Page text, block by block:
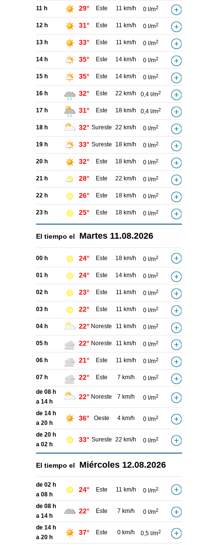
11 h 29° Este 11 km/h 0 l/m2
12 h 31° Este 11 km/h 0 l/m2
13 h 33° Este 11 km/h 0 l/m2
14 h 35° Este 14 km/h 0 l/m2
15 h 35° Este 14 km/h 0 l/m2
16 h 32° Este 22 km/h 0,4 l/m2
17 h 31° Este 18 km/h 0,4 l/m2
18 h 32° Sureste 22 km/h 0 l/m2
19 h 33° Sureste 18 km/h 0 l/m2
20 h 32° Este 18 km/h 0 l/m2
21 h 28° Este 22 km/h 0 l/m2
22 h 26° Este 18 km/h 0 l/m2
23 h 25° Este 18 km/h 0 l/m2
El tiempo el Martes 11.08.2026
00 h 24° Este 18 km/h 0 l/m2
01 h 24° Este 14 km/h 0 l/m2
02 h 23° Este 11 km/h 0 l/m2
03 h 22° Este 11 km/h 0 l/m2
04 h 22° Noreste 11 km/h 0 l/m2
05 h 22° Noreste 11 km/h 0 l/m2
06 h 21° Este 11 km/h 0 l/m2
07 h 22° Este 7 km/h 0 l/m2
de 08 h
a 14 h
22° Noreste 7 km/h 0 l/m2
de 14 h
a 20 h
36° Oeste 4 km/h 0 l/m2
de 20 h
a 02 h
33° Sureste 22 km/h 0 l/m2
El tiempo el Miércoles 12.08.2026
de 02 h
a 08 h
24° Este 11 km/h 0 l/m2
de 08 h
a 14 h
22° Este 7 km/h 0 l/m2
de 14 h
a 20 h
37° Este 0 km/h 0,5 l/m2